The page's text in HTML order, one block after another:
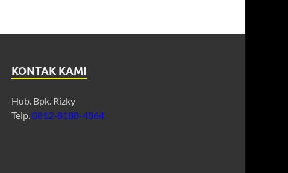
KONTAK KAMI
Hub. Bpk. Rizky
Telp.0812-8188-4864